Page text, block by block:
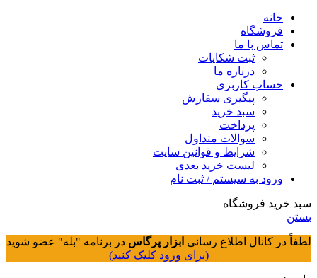
خانه
فروشگاه
تماس با ما
ثبت شکایات
درباره ما
حساب کاربری
پیگیری سفارش
سبد خرید
پرداخت
سوالات متداول
شرایط و قوانین سایت
لیست خرید بعدی
ورود به سیستم / ثبت نام
سبد خرید فروشگاه
بستن
لطفاً در کانال اطلاع رسانی ابزار پرگاس در برنامه "بله" عضو شوید
(برای ورود کلیک کنید)